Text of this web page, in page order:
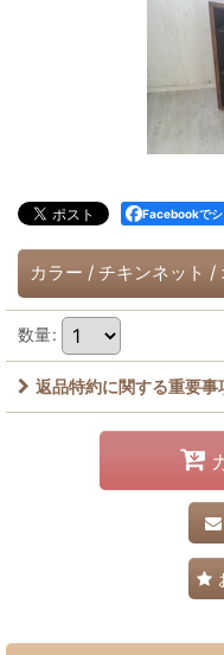
Facebookでシ
カラー / チキンネット /
数量:
返品特約に関する重要事